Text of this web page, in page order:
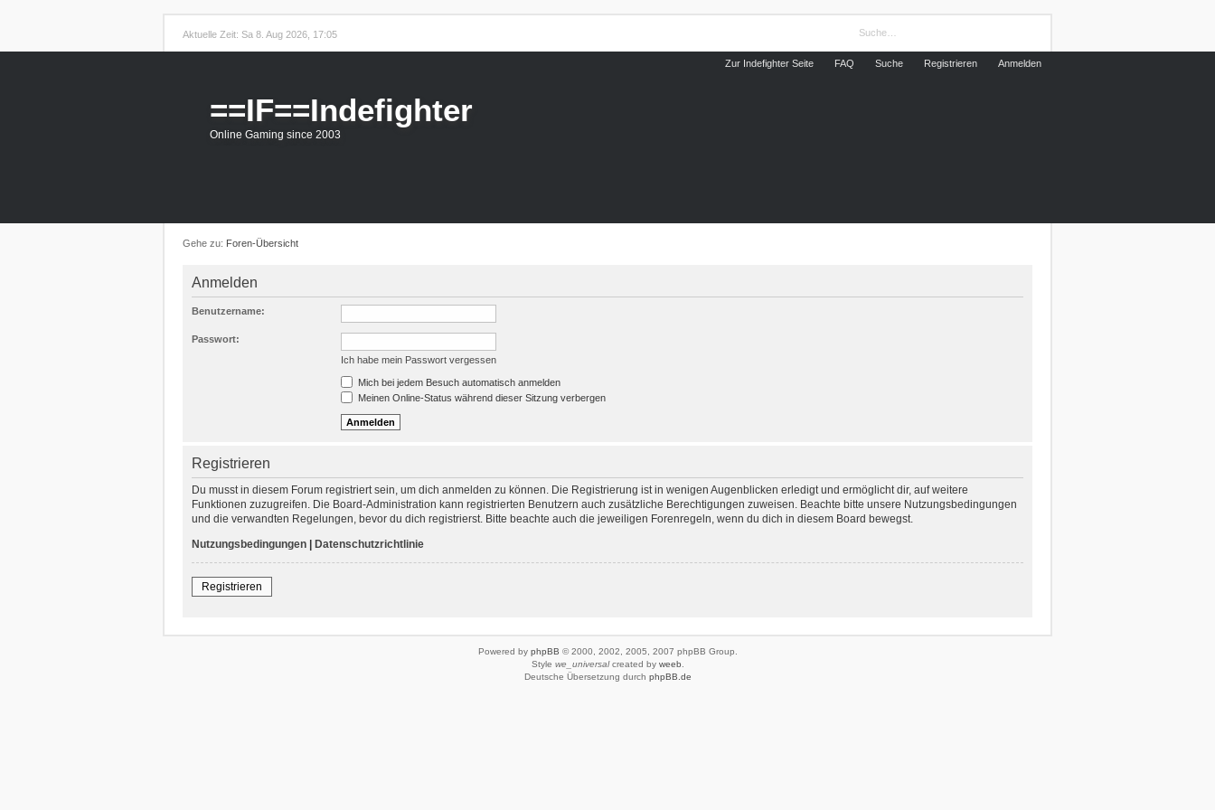
Aktuelle Zeit: Sa 8. Aug 2026, 17:05
Zur Indefighter Seite FAQ Suche Registrieren Anmelden
==IF==Indefighter
Online Gaming since 2003
Gehe zu: Foren-Übersicht
Anmelden
Benutzername:
Passwort:
Ich habe mein Passwort vergessen
Mich bei jedem Besuch automatisch anmelden
Meinen Online-Status während dieser Sitzung verbergen
Registrieren
Du musst in diesem Forum registriert sein, um dich anmelden zu können. Die Registrierung ist in wenigen Augenblicken erledigt und ermöglicht dir, auf weitere
Funktionen zuzugreifen. Die Board-Administration kann registrierten Benutzern auch zusätzliche Berechtigungen zuweisen. Beachte bitte unsere Nutzungsbedingungen
und die verwandten Regelungen, bevor du dich registrierst. Bitte beachte auch die jeweiligen Forenregeln, wenn du dich in diesem Board bewegst.
Nutzungsbedingungen
Datenschutzrichtlinie
Registrieren
Powered by phpBB © 2000, 2002, 2005, 2007 phpBB Group.
Style we_universalcreated by weeb
Deutsche Übersetzung durch phpBB.de